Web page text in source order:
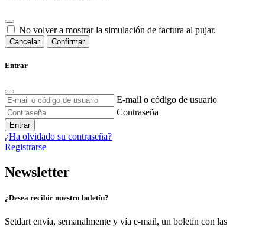
No volver a mostrar la simulación de factura al pujar.
Cancelar Confirmar
Entrar
E-mail o código de usuario
Contraseña
Entrar
¿Ha olvidado su contraseña?
Registrarse
Newsletter
¿Desea recibir nuestro boletín?
Setdart envía, semanalmente y vía e-mail, un boletín con las